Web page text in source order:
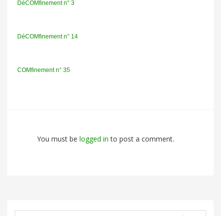
DéCOMfinement n° 3
DéCOMfinement n° 14
COMfinement n° 35
You must be logged into post a comment.